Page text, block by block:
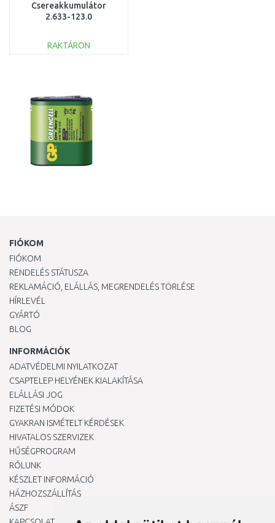
Csereakkumulátor
2.633-123.0
RAKTÁRON
FIÓKOM
FIÓKOM
RENDELÉS STÁTUSZA
REKLAMÁCIÓ, ELÁLLÁS, MEGRENDELÉS TÖRLÉSE
HÍRLEVÉL
GYÁRTÓ
BLOG
INFORMÁCIÓK
ADATVÉDELMI NYILATKOZAT
CSAPTELEP HELYÉNEK KIALAKÍTÁSA
ELÁLLÁSI JOG
FIZETÉSI MÓDOK
GYAKRAN ISMÉTELT KÉRDÉSEK
HIVATALOS SZERVIZEK
HŰSÉGPROGRAM
RÓLUNK
KÉSZLET INFORMÁCIÓ
HÁZHOZSZÁLLÍTÁS
ÁSZF